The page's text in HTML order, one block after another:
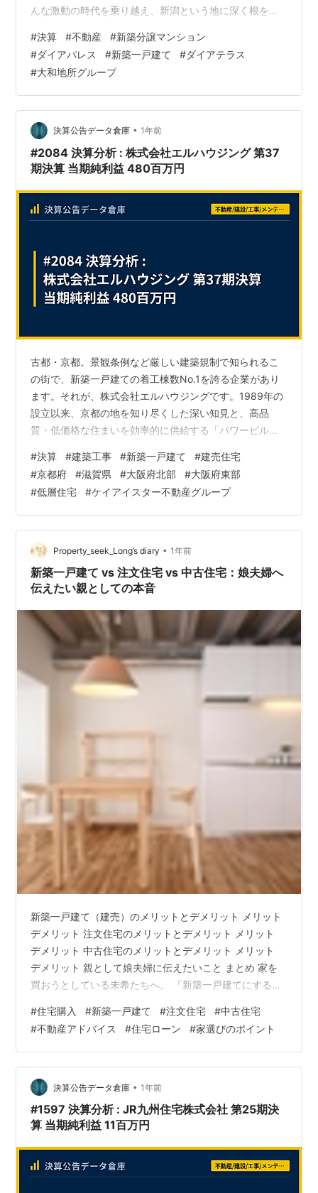
んな激動の時代を乗り越え、新潟という地に深く根を下
とで、力強く成長を遂げている企業があります。 今回
は、かつての全国ブランド「ダイアパレス」のDNAを受
け継ぎ、現在は大和地所グループの中核企業として、新
潟の住まいづくりをリードする、ダイア建設新潟株式会
社の決算を読み解きます。不動産分譲という市況に左右
されやすい事業にありながら、安定した収益を上げ続…
#決算 #不動産 #新築分譲マンション
#ダイアパレス #新築一戸建て #ダイアテラス
#大和地所グループ
決算公告データ倉庫 • 1年前
#2084 決算分析 : 株式会社エルハウジング 第37
期決算 当期純利益 480百万円
古都・京都。景観条例など厳しい建築規制で知られるこ
の街で、新築一戸建ての着工棟数No.1を誇る企業があり
ます。それが、株式会社エルハウジングです。1989年の
設立以来、京都の地を知り尽くした深い知見と、高品
質・低価格な住まいを効率的に供給する「パワービルダ
る地位を築いてきました。今回は、伝統と革新が共存す
る京都でトップを走る、この地域No.1ビルダーの決算を
読み解きます。 今回は、京都府の低層住宅着工棟数No.1
の実績を誇り、京滋阪神エリアで事業を展開する株式会
社エルハウジングの決算を読み解き、そのビジネスモデ
ルや戦略をみていきます。 【決算ハ…
#決算 #建築工事 #新築一戸建て #建売住宅
#京都府 #滋賀県 #大阪府北部 #大阪府東部
#低層住宅 #ケイアイスター不動産グループ
Property_seek_Long’s diary • 1年前
新築一戸建て vs 注文住宅 vs 中古住宅：娘夫婦へ
伝えたい親としての本音
新築一戸建て（建売）のメリットとデメリット メリット
デメリット 注文住宅のメリットとデメリット メリット
デメリット 中古住宅のメリットとデメリット メリット
デメリット 親として娘夫婦に伝えたいこと まとめ 家を
買おうとしている未希たちへ。 「新築一戸建てにする
――住宅購入を考えるとき、誰もが最初に迷うポイント
だと思う。 宅地建物取引士として、そして親として、君
たちに知っておいてほしいメリット・デメリットを、で
きるだけ分かりやすく伝えたい。 新築一戸建て（建売）
のメリットとデメリット メリット 完成済みの物件なの
で、実際の建物や周辺環境を見…
#住宅購入 #新築一戸建て #注文住宅 #中古住宅
#不動産アドバイス #住宅ローン #家選びのポイント
決算公告データ倉庫 • 1年前
#1597 決算分析 : JR九州住宅株式会社 第25期決
算 当期純利益 11百万円